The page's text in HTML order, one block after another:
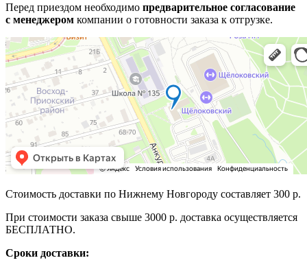
Перед приездом необходимо предварительное согласование
с менеджером компании о готовности заказа к отгрузке.
Стоимость доставки по Нижнему Новгороду составляет 300 р.
При стоимости заказа свыше 3000 р. доставка осуществляется
БЕСПЛАТНО.
Сроки доставки: